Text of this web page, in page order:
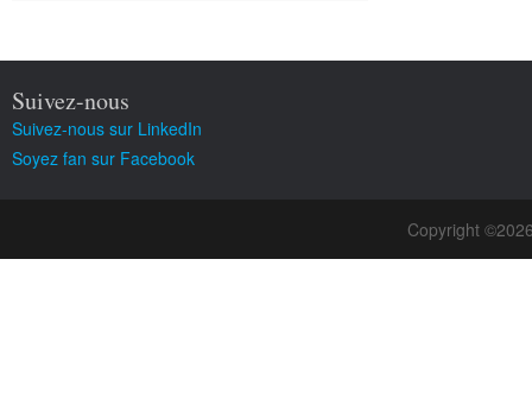
Suivez-nous
Suivez-nous sur LinkedIn
Soyez fan sur Facebook
Copyright